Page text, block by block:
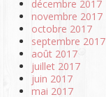
décembre 2017
novembre 2017
octobre 2017
septembre 2017
août 2017
juillet 2017
juin 2017
mai 2017